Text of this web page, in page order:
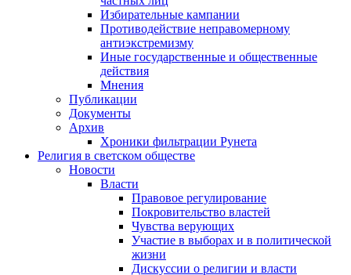
Избирательные кампании
Противодействие неправомерному
антиэкстремизму
Иные государственные и общественные
действия
Мнения
Публикации
Документы
Архив
Хроники фильтрации Рунета
Религия в светском обществе
Новости
Власти
Правовое регулирование
Покровительство властей
Чувства верующих
Участие в выборах и в политической
жизни
Дискуссии о религии и власти